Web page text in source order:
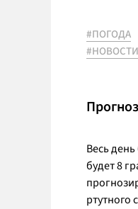
#ПОГОДА
Весь
будет 8
ртутного